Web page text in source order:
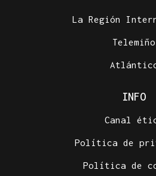
La Región
Telemiño
INFO
Canal
Política de
Política de